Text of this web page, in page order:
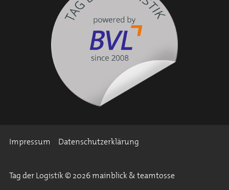
Impressum Datenschutzerklärung
Tag der Logistik © 2026 mainblick & teamtosse